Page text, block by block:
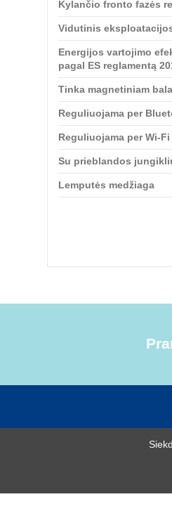
Kylančio fronto fazės
Vidutinis
Energijos vartojimo
pagal ES reglamentą
Tinka magnetiniam
Reguliuojama per
Reguliuojama per Wi-Fi
Su prieblandos
Lemputės medžiaga